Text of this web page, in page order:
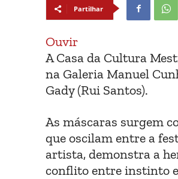
Partilhar
Ouvir
A Casa da Cultura
na Galeria Manuel
Gady (Rui Santos).
As máscaras surgem
que oscilam entre a
artista, demonstra a
conflito entre instinto